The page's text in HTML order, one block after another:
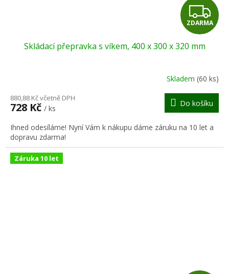
Z
D
R
M
A
ZDARMA
Skládací přepravka s víkem, 400 x 300 x 320 mm
Skladem (60 ks)
880,88 Kč včetně DPH
728 Kč / ks
Do košíku
Ihned odesíláme! Nyní Vám k nákupu dáme záruku na 10 let a
dopravu zdarma!
Záruka 10 let